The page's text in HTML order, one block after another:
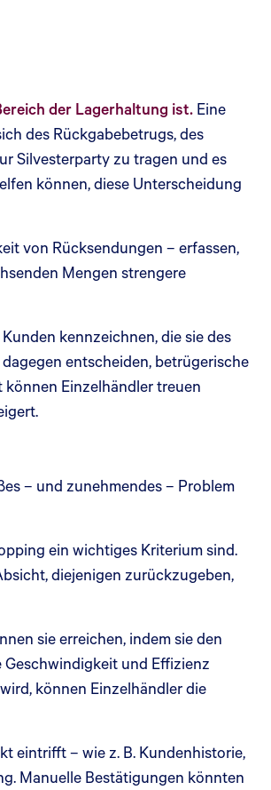
der Lagerhaltung ist. Eine
des Rückgabebetrugs, des
Silvesterparty zu tragen und es
können, diese Unterscheidung
von Rücksendungen – erfassen,
Mengen strengere
kennzeichnen, die sie des
entscheiden, betrügerische
Einzelhändler treuen
– und zunehmendes – Problem
ein wichtiges Kriterium sind.
diejenigen zurückzugeben,
sie erreichen, indem sie den
und Effizienz
können Einzelhändler die
eintrifft – wie z. B. Kundenhistorie,
Manuelle Bestätigungen könnten